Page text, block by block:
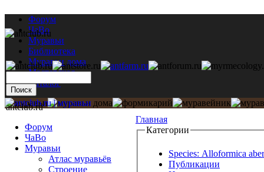
Форум
ЧаВо
Муравьи
Библиотека
Муравьи дома
Мастерская
Каталог
Главная
Категории
Species: Alloformica
Публикации
antclub.ru
Форум
ЧаВо
Муравьи
Атлас муравьёв
Строение